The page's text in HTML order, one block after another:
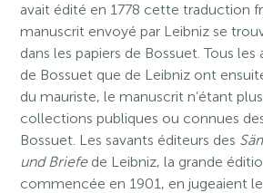
avait édité en 1778 cette traduction
manuscrit envoyé par Leibniz se
dans les papiers de Bossuet. Tous
de Bossuet que de Leibniz ont
du mauriste, le manuscrit n’étant
collections publiques ou connues
Bossuet. Les savants éditeurs des
und Briefede Leibniz, la grande
commencée en 1901, en jugeaient